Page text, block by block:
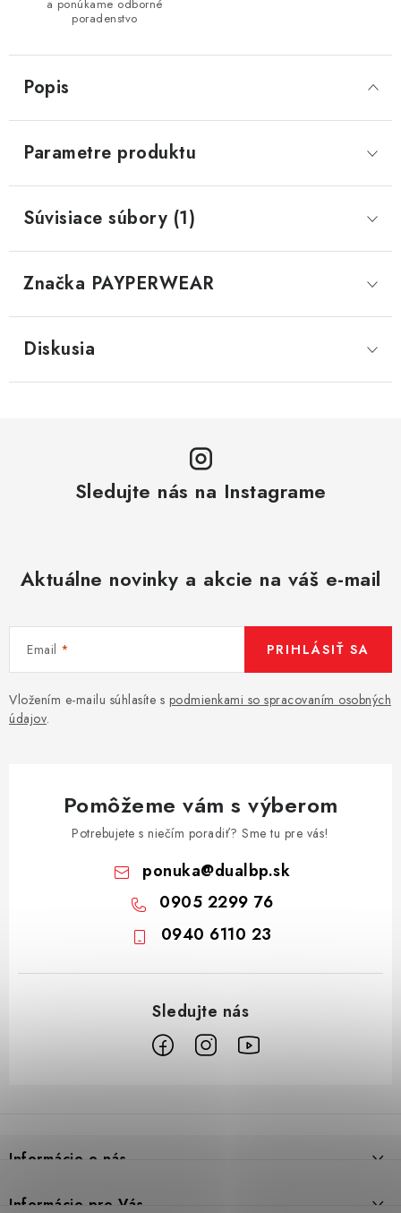
a ponúkame odborné
poradenstvo
Popis
Parametre produktu
Súvisiace súbory (1)
Značka PAYPERWEAR
Diskusia
Sledujte nás na Instagrame
Aktuálne novinky a akcie na váš e-mail
Email
Vložením e-mailu súhlasíte s podmienkami so spracovaním osobných
údajov.
PRIHLÁSIŤ SA
Pomôžeme vám s výberom
Potrebujete s niečím poradiť? Sme tu pre vás!
ponuka@dualbp.sk
0905 2299 76
0940 6110 23
pInformácie o nás
Prečo DUAL BP
Informácie pre Vás